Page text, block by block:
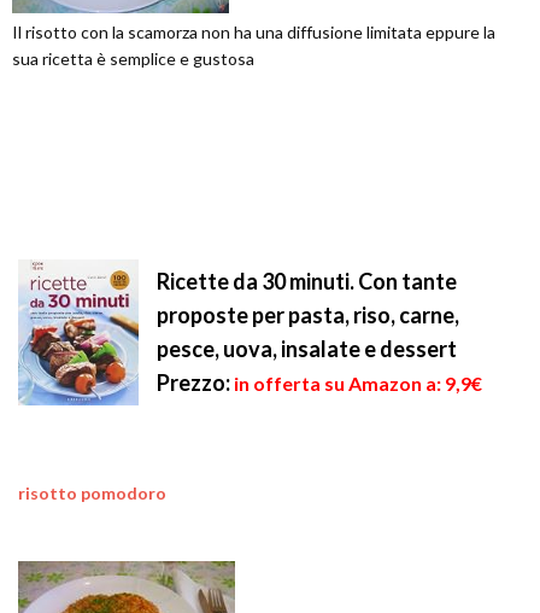
Il risotto con la scamorza non ha una diffusione limitata eppure la
sua ricetta è semplice e gustosa
Ricette da 30 minuti. Con tante
proposte per pasta, riso, carne,
pesce, uova, insalate e dessert
Prezzo: in offerta su Amazon a: 9,9€
risotto pomodoro